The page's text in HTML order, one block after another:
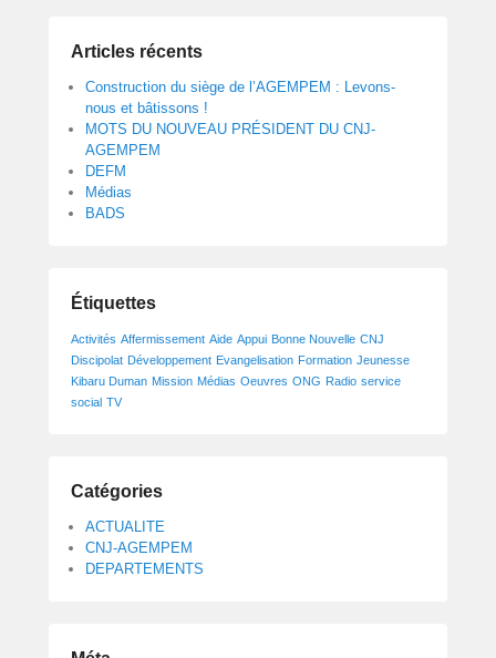
Articles récents
Construction du siège de l’AGEMPEM : Levons-
nous et bâtissons !
MOTS DU NOUVEAU PRÉSIDENT DU CNJ-
AGEMPEM
DEFM
Médias
BADS
Étiquettes
Activités Affermissement Aide Appui Bonne Nouvelle CNJ
Discipolat Développement Evangelisation Formation Jeunesse
Kibaru Duman Mission Médias Oeuvres ONG Radio service
social TV
Catégories
ACTUALITE
CNJ-AGEMPEM
DEPARTEMENTS